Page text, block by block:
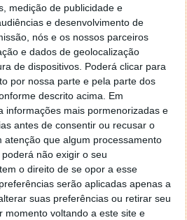
medição de publicidade e
e desenvolvimento de
nós e os nossos parceiros
e dados de geolocalização
de dispositivos. Poderá clicar para
por nossa parte e pela parte dos
descrito acima. Em
informações mais pormenorizadas e
antes de consentir ou recusar o
atenção que algum processamento
não exigir o seu
o direito de se opor a esse
serão aplicadas apenas a
suas preferências ou retirar seu
momento voltando a este site e
de Novembro de 2005 às 01:39
funciona. Seja como for segue por mail
8.
7 de Novembro de 2005 às 11:21
o que te falei. Faz da seguinte maneira,
topo dessa janela com o botão direito do
Depois no separador Menu ‘Iniciar’
aí encontrarás no separador
escolheres o Browser com que queres